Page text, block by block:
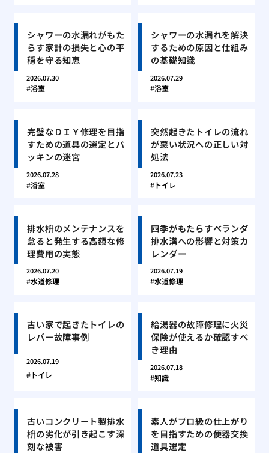
シャワーの水漏れがもた
らす家計の損失と心の平
穏を守る知恵
2026.07.30
浴室
シャワーの水漏れを解決
するための原因と仕組み
の基礎知識
2026.07.29
浴室
完璧なＤＩＹ修理を目指
すための道具の選定とパ
ッキンの迷宮
2026.07.28
浴室
突然起きたトイレの流れ
が悪い状況への正しい対
処法
2026.07.23
トイレ
排水枡のメンテナンスを
怠ると発生する高額な修
理費用の実態
2026.07.20
水道修理
四季がもたらすベランダ
排水溝への影響と対策カ
レンダー
2026.07.19
水道修理
古い家で起きたトイレの
レバー故障事例
2026.07.19
トイレ
給湯器の故障修理に火災
保険が使えるか確認すべ
き理由
2026.07.18
知識
古いコンクリート製排水
枡の劣化が引き起こす深
刻な被害
素人がプロ級の仕上がり
を目指すための便器交換
道具選定